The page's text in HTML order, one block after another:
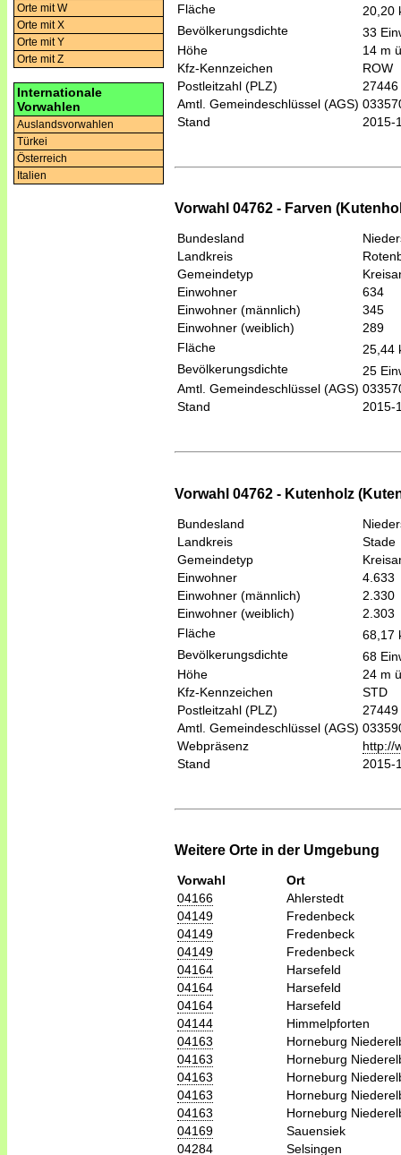
Orte mit W
Orte mit X
Orte mit Y
Orte mit Z
Internationale
Vorwahlen
Auslandsvorwahlen
Türkei
Österreich
Italien
Fläche
20,20
Bevölkerungsdichte
33
Höhe
14 m
Kfz-Kennzeichen
ROW
Postleitzahl (PLZ)
27446
Amtl. Gemeindeschlüssel (AGS)
Stand
2015-
Vorwahl 04762 - Farven
Bundesland
Landkreis
Gemeindetyp
Einwohner
634
Einwohner (männlich)
345
Einwohner (weiblich)
289
Fläche
25,44
Bevölkerungsdichte
25
Amtl. Gemeindeschlüssel (AGS)
Stand
2015-
Vorwahl 04762 - Kutenholz
Bundesland
Landkreis
Stade
Gemeindetyp
Einwohner
4.633
Einwohner (männlich)
2.330
Einwohner (weiblich)
2.303
Fläche
68,17
Bevölkerungsdichte
68
Höhe
24 m
Kfz-Kennzeichen
STD
Postleitzahl (PLZ)
27449
Amtl. Gemeindeschlüssel (AGS)
Webpräsenz
http://
Stand
2015-
Weitere Orte in der Umgebung
Vorwahl
Ort
04166
Ahlerstedt
04149
Fredenbeck
04149
Fredenbeck
04149
Fredenbeck
04164
Harsefeld
04164
Harsefeld
04164
Harsefeld
04144
Himmelpforten
04163
Horneburg
04163
Horneburg
04163
Horneburg
04163
Horneburg
04163
Horneburg
04169
Sauensiek
04284
Selsingen